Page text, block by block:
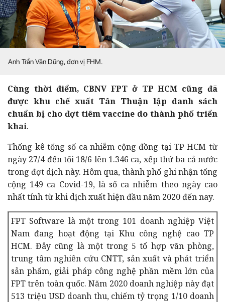
Anh Trần Văn Dũng, đơn vị FHM.
Cùng thời điểm, CBNV FPT ở TP HCM cũng đã
được khu chế xuất Tân Thuận lập danh sách
chuẩn bị cho đợt tiêm vaccine do thành phố triển
khai.
Thống kê tổng số ca nhiễm cộng đồng tại TP HCM từ
ngày 27/4 đến tối 18/6 lên 1.346 ca, xếp thứ ba cả nước
trong đợt dịch này. Hôm qua, thành phố ghi nhận tổng
cộng 149 ca Covid-19, là số ca nhiễm theo ngày cao
nhất tính từ khi dịch xuất hiện đầu năm 2020 đến nay.
FPT Software là một trong 101 doanh nghiệp Việt
Nam đang hoạt động tại Khu công nghệ cao TP
HCM.Đây cũng là một trong 5 tổ hợp văn phòng,
trung tâm nghiên cứu CNTT, sản xuất và phát triển
sản phẩm, giải pháp công nghệ phần mềm lớn của
FPT trên toàn quốc. Năm 2020 doanh nghiệp này đạt
513 triệu USD doanh thu, chiếm tỷ trọng 1/10 doanh